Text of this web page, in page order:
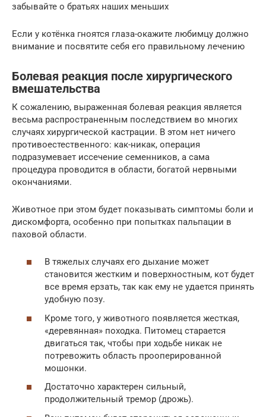
забывайте о братьях наших меньших
Если у котёнка гноятся глаза-окажите любимцу должно
внимание и посвятите себя его правильному лечению
Болевая реакция после хирургического
вмешательства
К сожалению, выраженная болевая реакция является
весьма распространенным последствием во многих
случаях хирургической кастрации. В этом нет ничего
противоестественного: как-никак, операция
подразумевает иссечение семенников, а сама
процедура проводится в области, богатой нервными
окончаниями.
Животное при этом будет показывать симптомы боли и
дискомфорта, особенно при попытках пальпации в
паховой области.
В тяжелых случаях его дыхание может
становится жестким и поверхностным, кот будет
все время ерзать, так как ему не удается принять
удобную позу.
Кроме того, у животного появляется жесткая,
«деревянная» походка. Питомец старается
двигаться так, чтобы при ходьбе никак не
потревожить область прооперированной
мошонки.
Достаточно характерен сильный,
продолжительный тремор (дрожь).